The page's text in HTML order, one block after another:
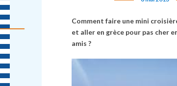
Comment faire une mini
et aller en grèce pour pas cher
amis ?